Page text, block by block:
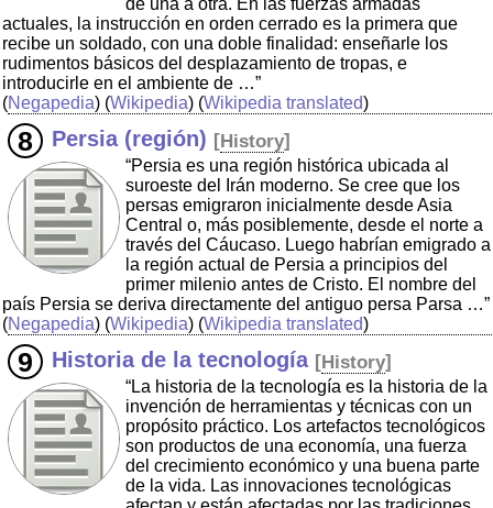
de una a otra. En las fuerzas armadas
actuales, la instrucción en orden cerrado es la primera que
recibe un soldado, con una doble finalidad: enseñarle los
rudimentos básicos del desplazamiento de tropas, e
introducirle en el ambiente de …”
(Negapedia) (Wikipedia) (Wikipedia translated)
Persia (región) [History]
“Persia es una región histórica ubicada al
suroeste del Irán moderno. Se cree que los
persas emigraron inicialmente desde Asia
Central o, más posiblemente, desde el norte a
través del Cáucaso. Luego habrían emigrado a
la región actual de Persia a principios del
primer milenio antes de Cristo. El nombre del
país Persia se deriva directamente del antiguo persa Parsa …”
(Negapedia) (Wikipedia) (Wikipedia translated)
Historia de la tecnología [History]
“La historia de la tecnología es la historia de la
invención de herramientas y técnicas con un
propósito práctico. Los artefactos tecnológicos
son productos de una economía, una fuerza
del crecimiento económico y una buena parte
de la vida. Las innovaciones tecnológicas